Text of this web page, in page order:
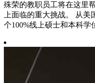
殊荣的教职员工将在这里
上面临的重大挑战。 从美
个100%线上硕士和本科学